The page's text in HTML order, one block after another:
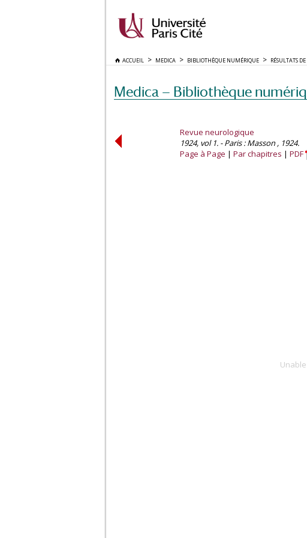
ACCUEIL MEDICA BIBLIOTHÈQUE NUMÉRIQUE RÉSULTATS
Medica — Bibliothèque
Revue neurologique
1924, vol 1. - Paris : Masson , 1924.
Page à Page
Par chapitres PDF